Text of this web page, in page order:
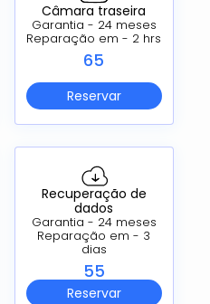
Câmara traseira
Garantia - 24 meses
Reparação em - 2 hrs
65
Reservar
Recuperação de
dados
Garantia - 24 meses
Reparação em - 3
dias
55
Reservar